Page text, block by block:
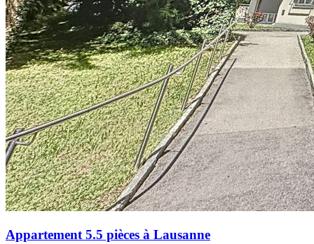
Appartement 5.5 pièces à Lausanne